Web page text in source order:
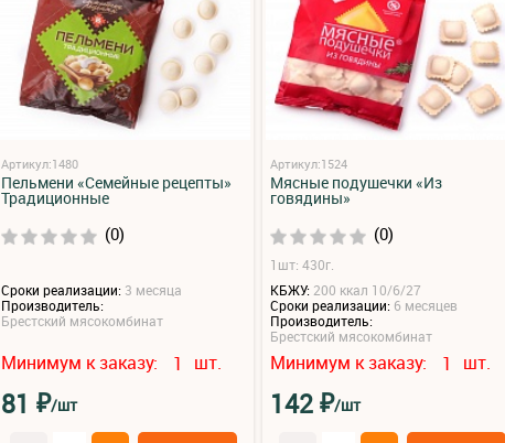
Артикул:1480
Пельмени «Семейные рецепты»
Традиционные
(0)
Сроки реализации: 3 месяца
Производитель:
Брестский мясокомбинат
Минимум к заказу: 1 шт.
81 ₽/шт
Артикул:1524
Мясные подушечки «Из
говядины»
(0)
1шт: 430г.
КБЖУ: 200 ккал 10/6/27
Сроки реализации: 6 месяцев
Производитель:
Брестский мясокомбинат
Минимум к заказу: 1 шт.
142₽/шт